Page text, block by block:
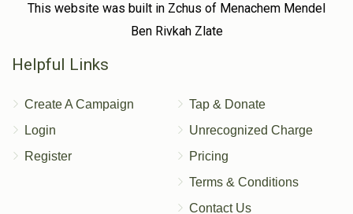
This website was built in Zchus of Menachem Mendel
Ben Rivkah Zlate
Helpful Links
Create A Campaign
Login
Register
Tap & Donate
Unrecognized Charge
Pricing
Terms & Conditions
Contact Us